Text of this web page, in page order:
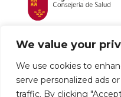
We value your
We use cookies to
serve personalized ads
traffic. By clicking
Política de
Política de